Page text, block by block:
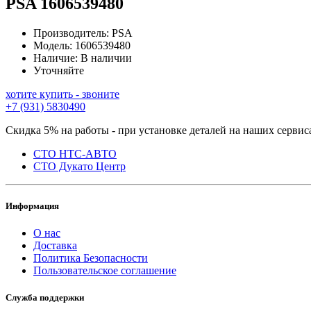
Производитель: PSA
Модель: 1606539480
Наличие: В наличии
Уточняйте
хотите купить - звоните
+7 (931) 5830490
Скидка 5% на работы - при установке деталей на наших
СТО НТС-АВТО
СТО Дукато Центр
Информация
О нас
Доставка
Политика Безопасности
Пользовательское соглашение
Служба поддержки